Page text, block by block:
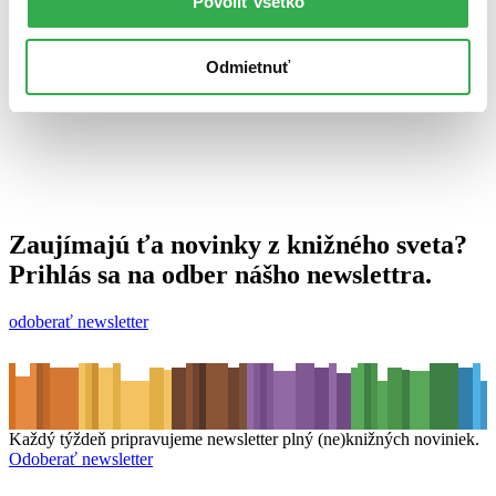
Odmietnuť
Zaujímajú ťa novinky z knižného sveta?
Prihlás sa na odber nášho newslettra.
odoberať newsletter
Každý týždeň pripravujeme newsletter plný (ne)knižných noviniek.
Odoberať newsletter